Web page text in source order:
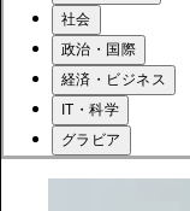
社会
政治・国際
経済・ビジネス
IT・科学
グラビア